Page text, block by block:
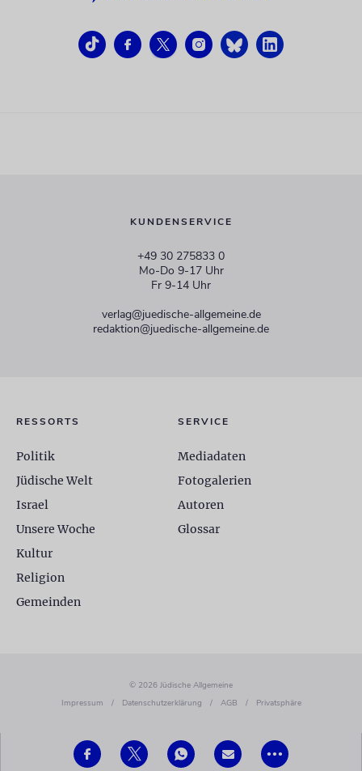
•••
KUNDENSERVICE
+49 30 275833 0
Mo-Do 9-17 Uhr
Fr 9-14 Uhr
verlag@juedische-allgemeine.de
redaktion@juedische-allgemeine.de
RESSORTS
Politik
Jüdische Welt
Israel
Unsere Woche
Kultur
Religion
Gemeinden
SERVICE
Mediadaten
Fotogalerien
Autoren
Glossar
© 2026 Jüdische Allgemeine
Impressum
/ Datenschutzerklärung / AGB / Privatsphäre